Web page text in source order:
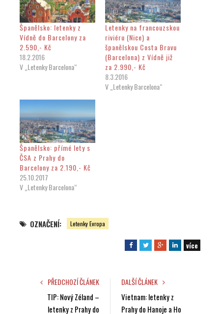
Španělsko: letenky z
Vídně do Barcelony za
2.590,- Kč
18.2.2016
V „Letenky Barcelona“
Letenky na francouzskou
riviéru (Nice) a
španělskou Costa Bravu
(Barcelona) z Vídně již
za 2.990,- Kč
8.3.2016
V „Letenky Barcelona“
Španělsko: přímé lety s
ČSA z Prahy do
Barcelony za 2.190,- Kč
25.10.2017
V „Letenky Barcelona“
OZNAČENÍ: Letenky Evropa
F
e
o
o
T
t
e
r
G
e
+
L
I
více
PŘEDCHOZÍ ČLÁNEK
TIP: Nový Zéland –
letenky z Prahy do
DALŠÍ ČLÁNEK
Vietnam: letenky z
Prahy do Hanoje a Ho